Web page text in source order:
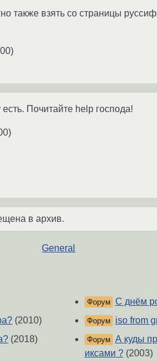
также взять со страницы
)
Почитайте help господа!
)
в архив.
General
(2010)
(2018)
Форум С днём
Форум iso from
Форум А куды
иксами ?(2003)